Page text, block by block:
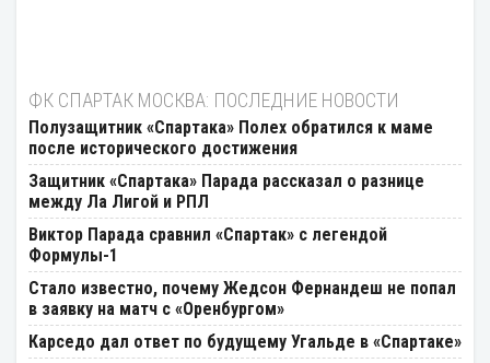
ФК СПАРТАК МОСКВА: ПОСЛЕДНИЕ НОВОСТИ
Полузащитник «Спартака» Полех обратился к маме
после исторического достижения
Защитник «Спартака» Парада рассказал о разнице
между Ла Лигой и РПЛ
Виктор Парада сравнил «Спартак» с легендой
Формулы-1
Стало известно, почему Жедсон Фернандеш не попал
в заявку на матч с «Оренбургом»
Карседо дал ответ по будущему Угальде в «Спартаке»